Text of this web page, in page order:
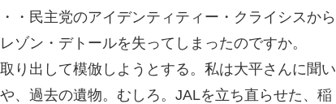
・民主党のアイデンティティー・クライシスから
ゾン・デトールを失ってしまったのですか。
り出して模倣しようとする。私は大平さんに聞い
、過去の遺物。むしろ。JALを立ち直らせた、稲